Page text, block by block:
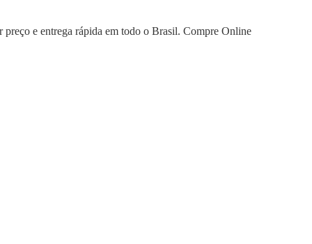
e entrega rápida em todo o Brasil. Compre Online